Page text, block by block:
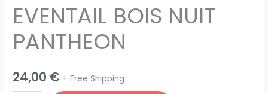
EVENTAIL BOIS NUIT
PANTHEON
24,00 € + Free Shipping
EVENTAIL
BOIS
NUIT
PANTHEON